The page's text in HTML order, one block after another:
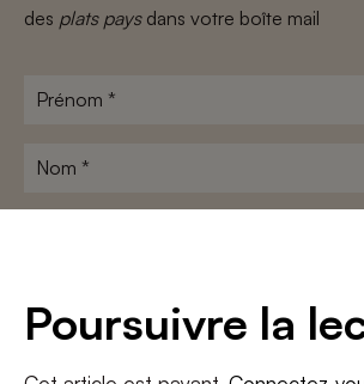
Poursuivre la
des plats paysdans votre boîte mail
Prénom
Nom
J'accepte les termes et conditions etla politique